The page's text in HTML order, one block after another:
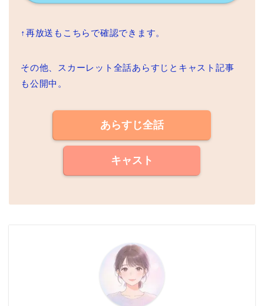
↑再放送もこちらで確認できます。
その他、スカーレット全話あらすじとキャスト記事
も公開中。
あらすじ全話
キャスト